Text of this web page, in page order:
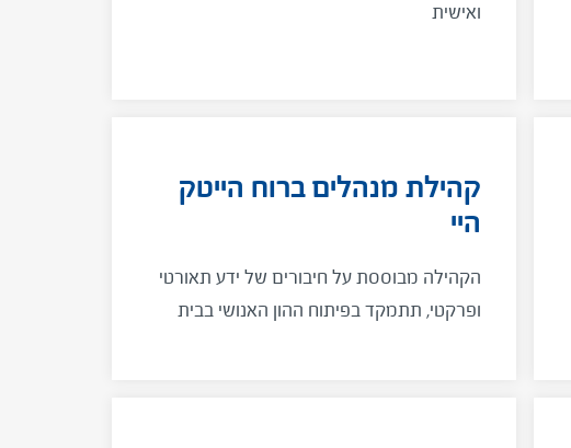
ואישית
קהילת מנהלים ברוח הייטק
היי
הקהילה מבוססת על חיבורים של ידע תאורטי
ופרקטי, תתמקד בפיתוח ההון האנושי בבית